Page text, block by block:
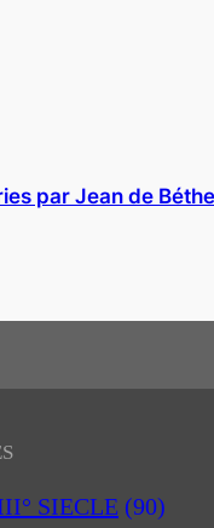
par Jean de
SIECLE (90)